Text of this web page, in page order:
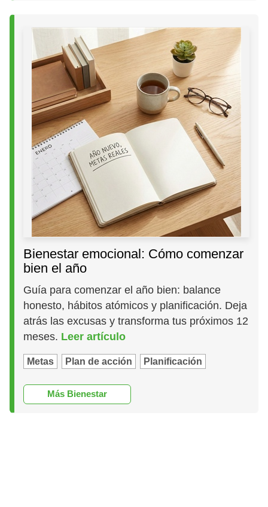
Bienestar emocional: Cómo comenzar
bien el año
Guía para comenzar el año bien: balance
honesto, hábitos atómicos y planificación. Deja
atrás las excusas y transforma tus próximos 12
meses. Leer artículo
Metas Plan de acción Planificación
Más Bienestar